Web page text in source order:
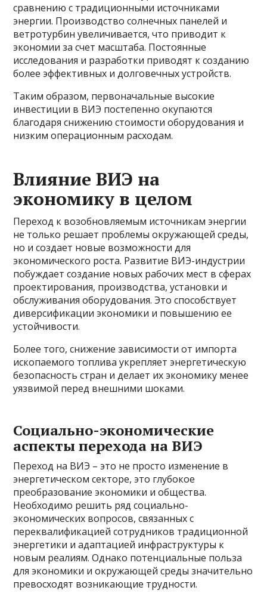
сравнению с традиционными источниками
энергии. Производство солнечных панелей и
ветротурбин увеличивается, что приводит к
экономии за счет масштаба. Постоянные
исследования и разработки приводят к созданию
более эффективных и долговечных устройств.
Таким образом, первоначальные высокие
инвестиции в ВИЭ постепенно окупаются
благодаря снижению стоимости оборудования и
низким операционным расходам.
Влияние ВИЭ на
экономику в целом
Переход к возобновляемым источникам энергии
не только решает проблемы окружающей среды,
но и создает новые возможности для
экономического роста. Развитие ВИЭ-индустрии
побуждает создание новых рабочих мест в сферах
проектирования, производства, установки и
обслуживания оборудования. Это способствует
диверсификации экономики и повышению ее
устойчивости.
Более того, снижение зависимости от импорта
ископаемого топлива укрепляет энергетическую
безопасность стран и делает их экономику менее
уязвимой перед внешними шоками.
Социально-экономические
аспекты перехода на ВИЭ
Переход на ВИЭ – это не просто изменение в
энергетическом секторе, это глубокое
преобразование экономики и общества.
Необходимо решить ряд социально-
экономических вопросов, связанных с
переквалификацией сотрудников традиционной
энергетики и адаптацией инфраструктуры к
новым реалиям. Однако потенциальные польза
для экономики и окружающей среды значительно
превосходят возникающие трудности.